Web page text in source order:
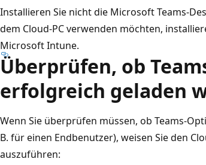
Installieren Sie nicht die Microsoft Teams-
dem Cloud-PC verwenden möchten,
Microsoft Intune.
Überprüfen, ob
erfolgreich geladen
Wenn Sie überprüfen müssen, ob Teams-
B. für einen Endbenutzer), weisen Sie den
auszuführen: